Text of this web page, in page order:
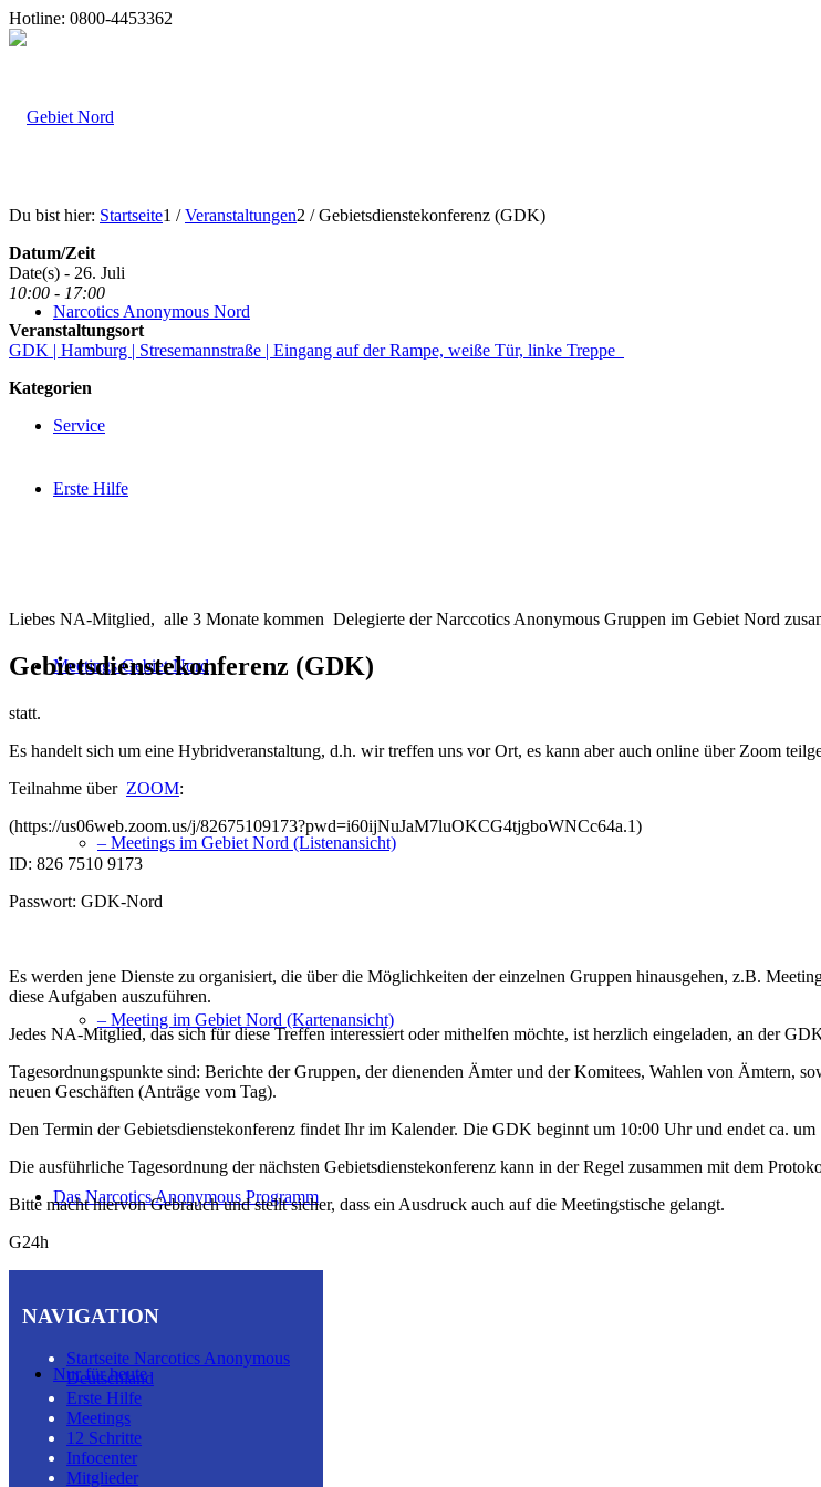
Hotline: 0800-4453362
Narcotics Anonymous Nord
Erste Hilfe
Meetings Gebiet Nord
– Meetings im Gebiet Nord (Listenansicht)
– Meeting im Gebiet Nord (Kartenansicht)
Das Narcotics Anonymous Programm
Nur für heute
Du bist hier: Startseite1 / Veranstaltungen2 / Gebietsdienstekonferenz (GDK)
Datum/Zeit
Date(s) - 26. Juli
10:00 - 17:00
Veranstaltungsort
GDK | Hamburg | Stresemannstraße | Eingang auf der Rampe, weiße Tür, linke Treppe
Kategorien
Service
Liebes NA-Mitglied, alle 3 Monate kommen Delegierte der Narccotics Anonymous Gruppen im Gebiet Nord
Gebietsdienstekonferenz (GDK)
statt.
Es handelt sich um eine Hybridveranstaltung, d.h. wir treffen uns vor Ort, es kann aber auch online über Zoom
Teilnahme über ZOOM:
(https://us06web.zoom.us/j/82675109173?pwd=i60ijNuJaM7luOKCG4tjgboWNCc64a.1)
ID: 826 7510 9173
Passwort: GDK-Nord
Es werden jene Dienste zu organisiert, die über die Möglichkeiten der einzelnen Gruppen hinausgehen, z.B.
diese Aufgaben auszuführen.
Jedes NA-Mitglied, das sich für diese Treffen interessiert oder mithelfen möchte, ist herzlich eingeladen, an der
Tagesordnungspunkte sind: Berichte der Gruppen, der dienenden Ämter und der Komitees, Wahlen von Ämtern,
neuen Geschäften (Anträge vom Tag).
Den Termin der Gebietsdienstekonferenz findet Ihr im Kalender. Die GDK beginnt um 10:00 Uhr und endet ca. um
Die ausführliche Tagesordnung der nächsten Gebietsdienstekonferenz kann in der Regel zusammen mit dem
Bitte macht hiervon Gebrauch und stellt sicher, dass ein Ausdruck auch auf die Meetingstische gelangt.
G24h
NAVIGATION
Startseite Narcotics Anonymous
Deutschland
Erste Hilfe
Meetings
12 Schritte
Infocenter
Mitglieder